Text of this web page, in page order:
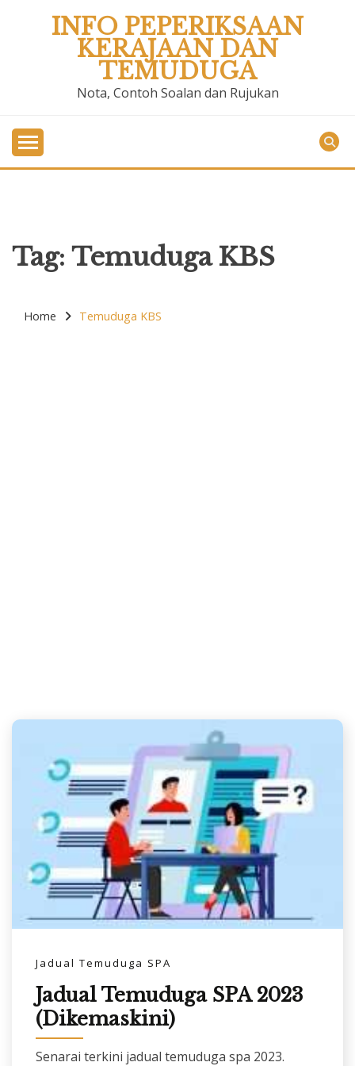
INFO PEPERIKSAAN
KERAJAAN DAN
TEMUDUGA
Nota, Contoh Soalan dan Rujukan
Tag: Temuduga KBS
Home Temuduga KBS
Jadual Temuduga SPA
Jadual Temuduga SPA 2023
(Dikemaskini)
Senarai terkini jadual temuduga spa 2023.